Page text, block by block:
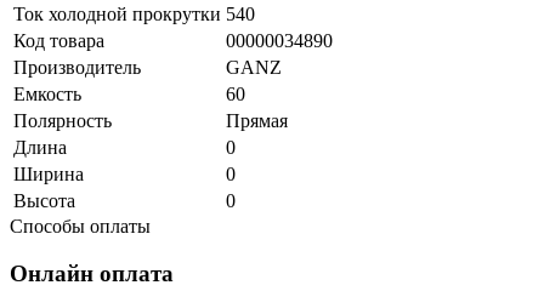
Ток холодной прокрутки 540
Код товара
00000034890
Производитель
GANZ
Емкость
60
Полярность
Прямая
Длина
0
Ширина
0
Высота
0
Способы оплаты
Онлайн оплата